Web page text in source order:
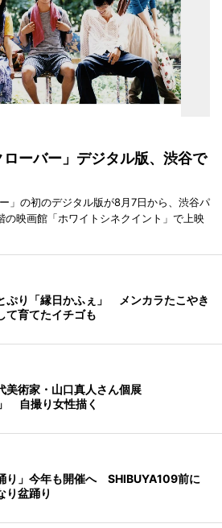
ーバー」デジタル版、渋谷で
」の初のデジタル版が8月7日から、渋谷パ
の映画館「ホワイトシネクイント」で上映
ぷり「縁日かふぇ」 メンカラたこやき
て育てたイチゴも
美術家・山口真人さん個展
自撮り女性描く
り」今年も開催へ SHIBUYA109前に
り盆踊り